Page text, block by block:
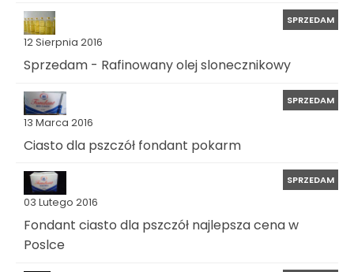
12 Sierpnia 2016
SPRZEDAM
Sprzedam - Rafinowany olej slonecznikowy
13 Marca 2016
SPRZEDAM
Ciasto dla pszczół fondant pokarm
03 Lutego 2016
SPRZEDAM
Fondant ciasto dla pszczół najlepsza cena w
Poslce